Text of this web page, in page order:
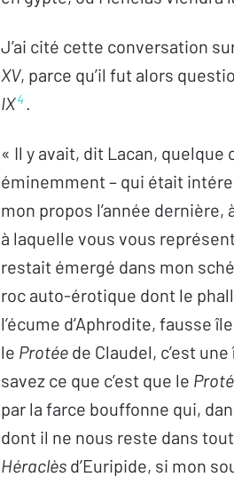
J’ai cité cette conversation
XV, parce qu’il fut alors
IX4.
« Il y avait, dit Lacan, quelque
éminemment – qui était
mon propos l’année dernière,
à laquelle vous vous
restait émergé dans mon
roc auto-érotique dont le
l’écume d’Aphrodite, fausse
le Protéede Claudel, c’est
savez ce que c’est que le
par la farce bouffonne qui,
dont il ne nous reste dans
Héraclèsd’Euripide, si mon